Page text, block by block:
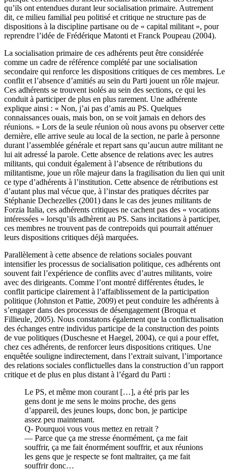
qu’ils ont entendues durant leur socialisation primaire. Autrement
dit, ce milieu familial peu politisé et critique ne structure pas de
dispositions à la discipline partisane ou de « capital militant », pour
reprendre l’idée de Frédérique Matonti et Franck Poupeau (2004).
La socialisation primaire de ces adhérents peut être considérée
comme un cadre de référence complété par une socialisation
secondaire qui renforce les dispositions critiques de ces membres. Le
conflit et l’absence d’amitiés au sein du Parti jouent un rôle majeur.
Ces adhérents se trouvent isolés au sein des sections, ce qui les
conduit à participer de plus en plus rarement. Une adhérente
explique ainsi : « Non, j’ai pas d’amis au PS. Quelques
connaissances ouais, mais bon, on se voit jamais en dehors des
réunions. » Lors de la seule réunion où nous avons pu observer cette
dernière, elle arrive seule au local de la section, ne parle à personne
durant l’assemblée générale et repart sans qu’aucun autre militant ne
lui ait adressé la parole. Cette absence de relations avec les autres
militants, qui conduit également à l’absence de rétributions du
militantisme, joue un rôle majeur dans la fragilisation du lien qui unit
ce type d’adhérents à l’institution. Cette absence de rétributions est
d’autant plus mal vécue que, à l’instar des pratiques décrites par
Stéphanie Dechezelles (2001) dans le cas des jeunes militants de
Forzia Italia, ces adhérents critiques ne cachent pas des « vocations
intéressées » lorsqu’ils adhèrent au PS. Sans incitations à participer,
ces membres ne trouvent pas de contrepoids qui pourrait atténuer
leurs dispositions critiques déjà marquées.
Parallèlement à cette absence de relations sociales pouvant
intensifier les processus de socialisation politique, ces adhérents ont
souvent fait l’expérience de conflits avec d’autres militants, voire
avec des dirigeants. Comme l’ont montré différentes études, le
conflit participe clairement à l’affaiblissement de la participation
politique (Johnston et Pattie, 2009) et peut conduire les adhérents à
s’engager dans des processus de désengagement (Broqua et
Fillieule, 2005). Nous constatons également que la conflictualisation
des échanges entre individus participe de la construction des points
de vue politiques (Duschesne et Haegel, 2004), ce qui a pour effet,
chez ces adhérents, de renforcer leurs dispositions critiques. Une
enquêtée souligne indirectement, dans l’extrait suivant, l’importance
des relations sociales conflictuelles dans la construction d’un rapport
critique et de plus en plus distant à l’égard du Parti :
Le PS, et même mon courant […], a été pris par les
gens dont je me sens le moins proche, des gens
d’appareil, des jeunes loups, donc bon, je participe
assez peu maintenant.
Q- Pourquoi vous vous mettez en retrait ?
— Parce que ça me stresse énormément, ça me fait
souffrir, ça me fait énormément souffrir, et aux réunions
les gens que je respecte se font maltraiter, ça me fait
souffrir donc…